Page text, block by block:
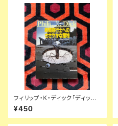
フィリップ・K・ディック「ディック
傑作集② 時間飛行士へのささ
やかな贈物」浅倉久志・他訳 ハ
ヤカワSF文庫 早川書房
¥450